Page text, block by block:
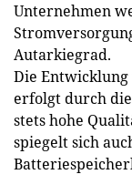
Unternehmen
Autarkiegrad.
Die Entwicklung
erfolgt durch
stets hohe
spiegelt sich